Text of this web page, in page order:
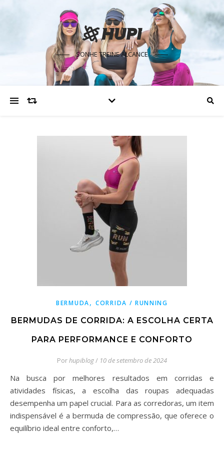
SONHE TREINE ALCANCE
BERMUDA, CORRIDA / RUNNING
BERMUDAS DE CORRIDA: A ESCOLHA CERTA
PARA PERFORMANCE E CONFORTO
Porhupiblog/ 10 de setembro de 2024
Na busca por melhores resultados em corridas e
atividades físicas, a escolha das roupas adequadas
desempenha um papel crucial. Para as corredoras, um item
indispensável é a bermuda de compressão, que oferece o
equilíbrio ideal entre conforto,…